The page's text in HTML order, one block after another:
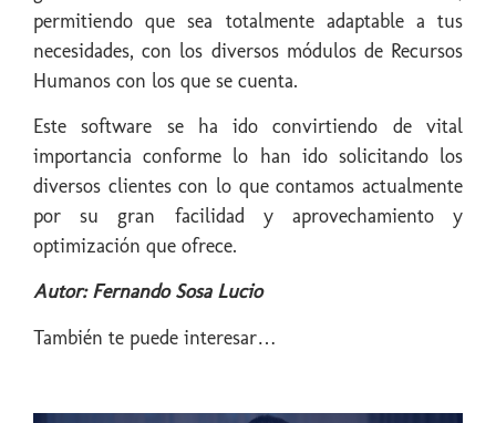
permitiendo que sea totalmente adaptable a tus
necesidades, con los diversos módulos de Recursos
Humanos con los que se cuenta.
Este software se ha ido convirtiendo de vital
importancia conforme lo han ido solicitando los
diversos clientes con lo que contamos actualmente
por su gran facilidad y aprovechamiento y
optimización que ofrece.
Autor: Fernando Sosa Lucio
También te puede interesar…